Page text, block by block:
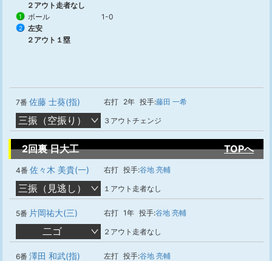
２アウト走者なし
1 ボール 1-0
2
左安
２アウト１塁
7番 佐藤 士葵(指) 右打 2年 投手:藤田 一希
三振（空振り） ３アウトチェンジ
2回裏 日大工 TOPへ
4番 佐々木 美貴(一) 右打 投手:谷地 亮輔
三振（見逃し） １アウト走者なし
5番 片岡祐大(三) 右打 1年 投手:谷地 亮輔
二ゴ ２アウト走者なし
6番 澤田 和武(指) 左打 投手:谷地 亮輔